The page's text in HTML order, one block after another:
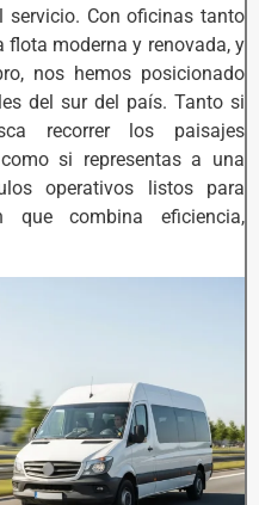
Con oficinas tanto
flota moderna y renovada, y
nos hemos posicionado
del sur del país. Tanto si
recorrer los paisajes
si representas a una
operativos listos para
que combina eficiencia,